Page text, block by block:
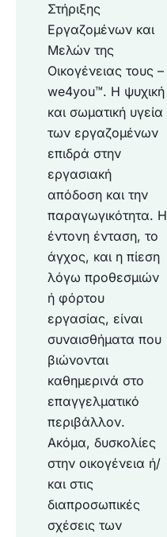
Στήριξης
Εργαζομένων και
Μελών της
Οικογένειας τους –
we4you™. Η ψυχική
και σωματική υγεία
των εργαζομένων
επιδρά στην
εργασιακή
απόδοση και την
παραγωγικότητα. Η
έντονη ένταση, το
άγχος, και η πίεση
λόγω προθεσμιών
ή φόρτου
εργασίας, είναι
συναισθήματα που
βιώνονται
καθημερινά στο
επαγγελματικό
περιβάλλον.
Ακόμα, δυσκολίες
στην οικογένεια ή/
και στις
διαπροσωπικές
σχέσεις των